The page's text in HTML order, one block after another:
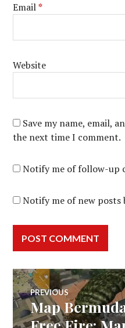
Email*
Website
Save my name, email,
the next time I comment.
Notify me of follow-up
Notify me of new posts
Post
navigation
PREVIOUS
Previous
post:
Map